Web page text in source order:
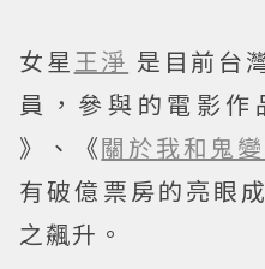
女星 王淨 是目前台
員，參與的電影作
》、《關於我和鬼
有破億票房的亮眼
之飆升。